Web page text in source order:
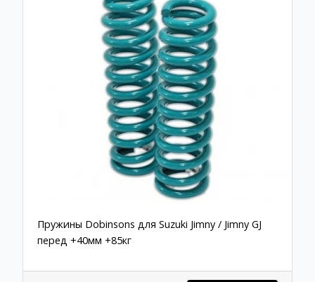
Пружины Dobinsons для Suzuki Jimny / Jimny GJ
перед +40мм +85кг